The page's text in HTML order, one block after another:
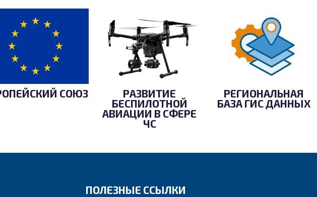
СОЮЗ
РАЗВИТИЕ
БЕСПИЛОТНОЙ
АВИАЦИИ В СФЕРЕ
ЧС
РЕГИОНАЛЬНАЯ
БАЗА ГИС ДАННЫХ
ПОЛЕЗНЫЕ ССЫЛКИ